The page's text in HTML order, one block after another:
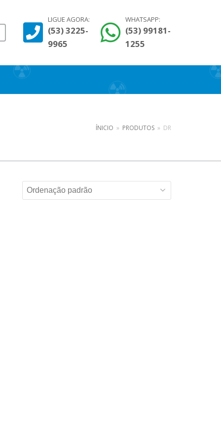
LIGUE AGORA:
(53) 3225-
9965
WHATSAPP:
(53) 99181-
1255
ÍNICIO » PRODUTOS » DR